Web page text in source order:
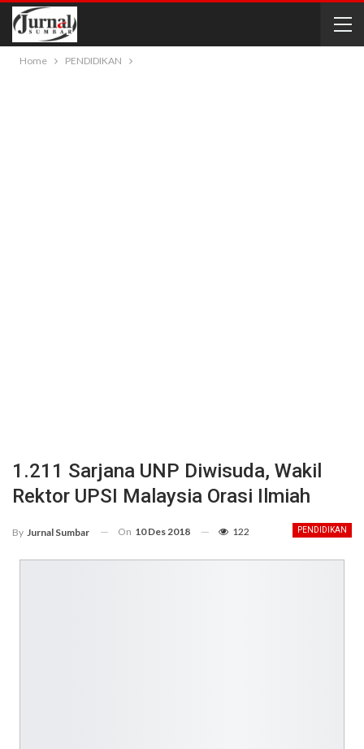
Home PENDIDIKAN
1.211 Sarjana UNP Diwisuda, Wakil
Rektor UPSI Malaysia Orasi Ilmiah
PENDIDIKAN
By Jurnal Sumbar On 10 Des 2018 122